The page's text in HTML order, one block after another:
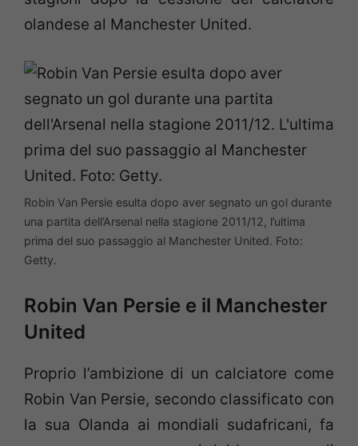
olandese al Manchester United.
Robin Van Persie esulta dopo aver segnato un gol durante
una partita dell’Arsenal nella stagione 2011/12, l’ultima
prima del suo passaggio al Manchester United. Foto:
Getty.
Robin Van Persie e il Manchester
United
Proprio l’ambizione di un calciatore come
Robin Van Persie, secondo classificato con
la sua Olanda ai mondiali sudafricani, fa